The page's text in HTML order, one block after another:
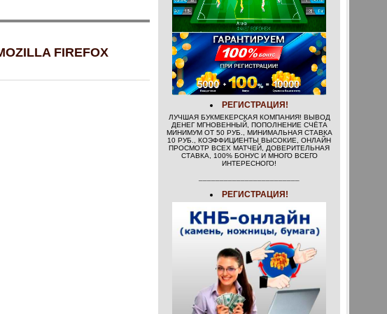
РЕГИСТРАЦИЯ!
ЛУЧШАЯ БУКМЕКЕРСКАЯ КОМПАНИЯ! ВЫВОД
ДЕНЕГ МГНОВЕННЫЙ, ПОПОЛНЕНИЕ СЧЁТА
МИНИМУМ ОТ 50 РУБ., МИНИМАЛЬНАЯ СТАВКА
10 РУБ., КОЭФФИЦИЕНТЫ ВЫСОКИЕ, ОНЛАЙН
ПРОСМОТР ВСЕХ МАТЧЕЙ, ДОВЕРИТЕЛЬНАЯ
СТАВКА, 100% БОНУС И МНОГО ВСЕГО
ИНТЕРЕСНОГО!
РЕГИСТРАЦИЯ!
FIREFOX